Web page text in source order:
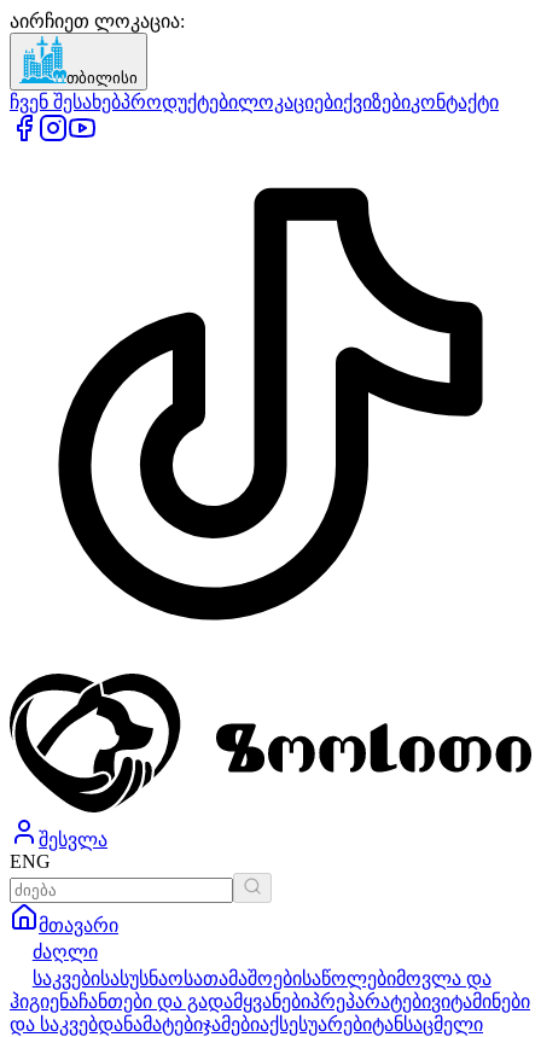
აირჩიეთ ლოკაცია:
თბილისი
ჩვენ შესახებპროდუქტებილოკაციებიქვიზებიკონტაქტი
შესვლა
ENG
მთავარი
ძაღლი
საკვებისასუსნაოსათამაშოებისაწოლებიმოვლა და
ჰიგიენაჩანთები და გადამყვანებიპრეპარატებივიტამინები
და საკვებდანამატებიჯამებიაქსესუარებიტანსაცმელი